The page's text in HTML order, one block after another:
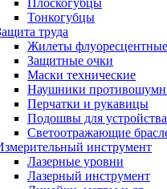
Плоскогубцы
Тонкогубцы
труда
Жилеты флуоресцентные
Защитные очки
Маски технические
Наушники
Перчатки и рукавицы
Подошвы для
Светоотражающие
инструмент
Лазерные уровни
Лазерный инструмент